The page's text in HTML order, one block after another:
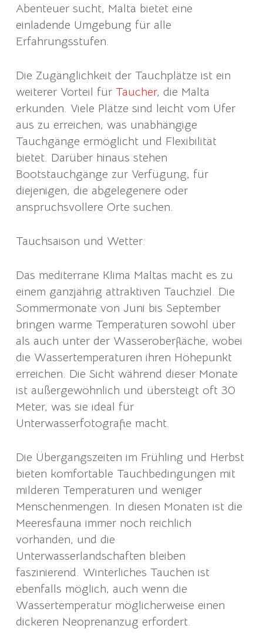
Abenteuer sucht, Malta bietet eine
einladende Umgebung für alle
Erfahrungsstufen.
Die Zugänglichkeit der Tauchplätze ist ein
weiterer Vorteil für Taucher, die Malta
erkunden. Viele Plätze sind leicht vom Ufer
aus zu erreichen, was unabhängige
Tauchgänge ermöglicht und Flexibilität
bietet. Darüber hinaus stehen
Bootstauchgänge zur Verfügung, für
diejenigen, die abgelegenere oder
anspruchsvollere Orte suchen.
Tauchsaison und Wetter:
Das mediterrane Klima Maltas macht es zu
einem ganzjährig attraktiven Tauchziel. Die
Sommermonate von Juni bis September
bringen warme Temperaturen sowohl über
als auch unter der Wasseroberfläche, wobei
die Wassertemperaturen ihren Höhepunkt
erreichen. Die Sicht während dieser Monate
ist außergewöhnlich und übersteigt oft 30
Meter, was sie ideal für
Unterwasserfotografie macht.
Die Übergangszeiten im Frühling und Herbst
bieten komfortable Tauchbedingungen mit
milderen Temperaturen und weniger
Menschenmengen. In diesen Monaten ist die
Meeresfauna immer noch reichlich
vorhanden, und die
Unterwasserlandschaften bleiben
faszinierend. Winterliches Tauchen ist
ebenfalls möglich, auch wenn die
Wassertemperatur möglicherweise einen
dickeren Neoprenanzug erfordert.